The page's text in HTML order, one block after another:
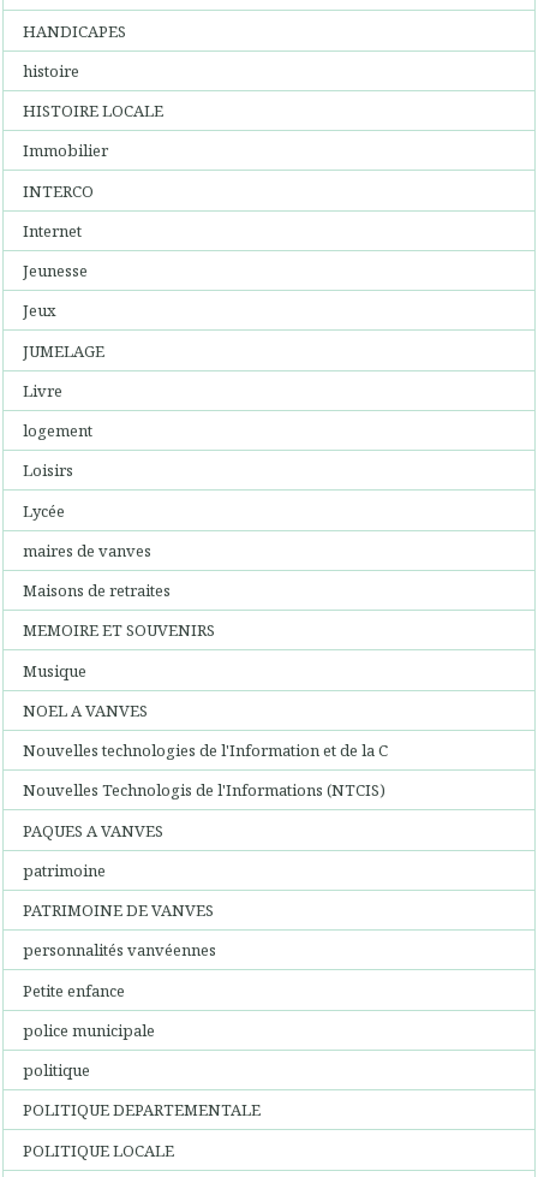
HANDICAPES
histoire
HISTOIRE LOCALE
Immobilier
INTERCO
Internet
Jeunesse
Jeux
JUMELAGE
Livre
logement
Loisirs
Lycée
maires de vanves
Maisons de retraites
MEMOIRE ET SOUVENIRS
Musique
NOEL A VANVES
Nouvelles technologies de l'Information et de la C
Nouvelles Technologis de l'Informations (NTCIS)
PAQUES A VANVES
patrimoine
PATRIMOINE DE VANVES
personnalités vanvéennes
Petite enfance
police municipale
politique
POLITIQUE DEPARTEMENTALE
POLITIQUE LOCALE